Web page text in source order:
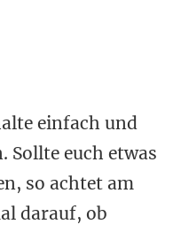
einfach und
Sollte euch etwas
so achtet am
darauf, ob